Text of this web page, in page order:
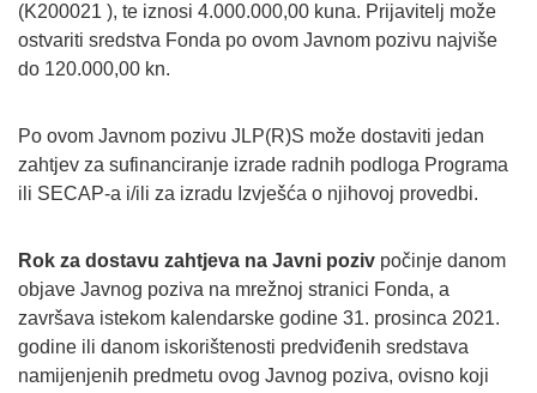
(K200021 ), te iznosi 4.000.000,00 kuna. Prijavitelj može
ostvariti sredstva Fonda po ovom Javnom pozivu najviše
do 120.000,00 kn.
Po ovom Javnom pozivu JLP(R)S može dostaviti jedan
zahtjev za sufinanciranje izrade radnih podloga Programa
ili SECAP-a i/ili za izradu Izvješća o njihovoj provedbi.
Rok za dostavu zahtjeva na Javni poziv počinje danom
objave Javnog poziva na mrežnoj stranici Fonda, a
završava istekom kalendarske godine 31. prosinca 2021.
godine ili danom iskorištenosti predviđenih sredstava
namijenjenih predmetu ovog Javnog poziva, ovisno koji